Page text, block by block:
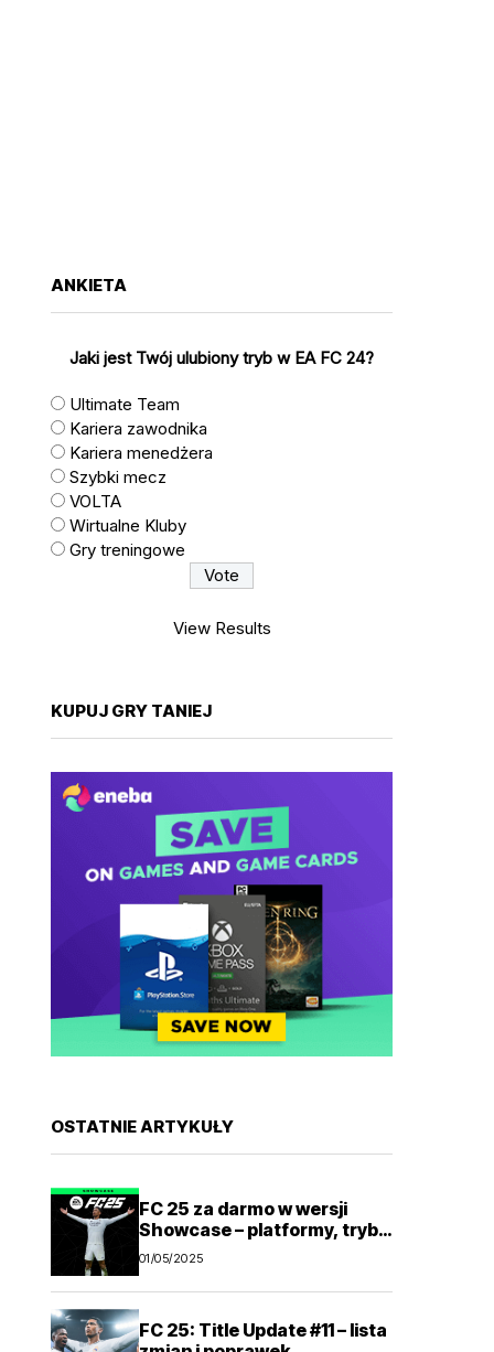
ANKIETA
Jaki jest Twój ulubiony tryb w EA FC 24?
Ultimate Team
Kariera zawodnika
Kariera menedżera
Szybki mecz
VOLTA
Wirtualne Kluby
Gry treningowe
View Results
KUPUJ GRY TANIEJ
OSTATNIE ARTYKUŁY
FC 25 za darmo w wersji
Showcase – platformy, tryby
gry
01/05/2025
FC 25: Title Update #11 – lista